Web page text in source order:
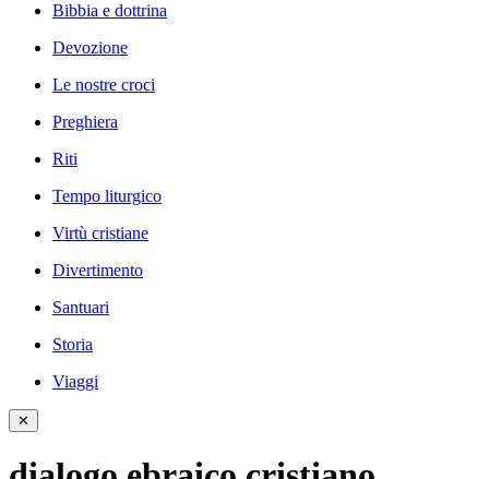
Bibbia e dottrina
Devozione
Le nostre croci
Preghiera
Riti
Tempo liturgico
Virtù cristiane
Divertimento
Santuari
Storia
Viaggi
✕